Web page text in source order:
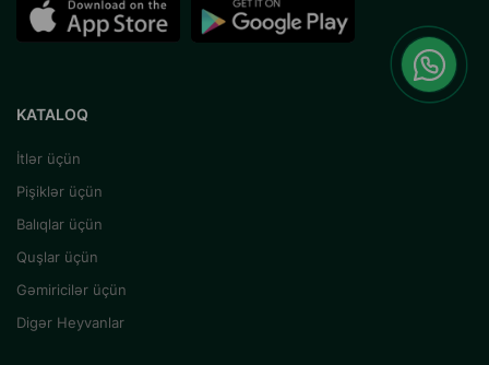
KATALOQ
İtlər üçün
Pişiklər üçün
Balıqlar üçün
Quşlar üçün
Gəmiricilər üçün
Digər Heyvanlar